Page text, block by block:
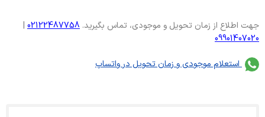
جهت اطلاع از زمان تحویل و موجودی، تماس بگیرید. 02122487758
|
09901407020
استعلام موجودی و زمان تحویل در واتساپ